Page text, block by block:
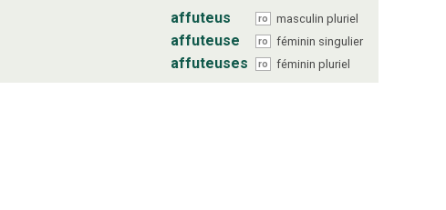
affuteus ro masculin pluriel
affuteuse ro féminin singulier
affuteuses ro féminin pluriel